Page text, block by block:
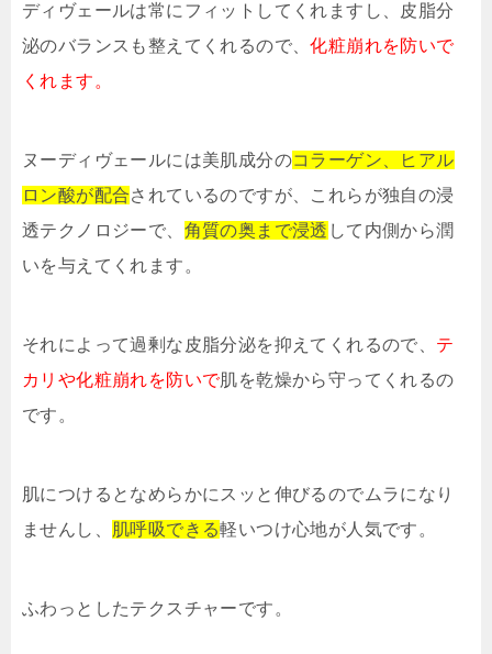
ディヴェールは常にフィットしてくれますし、皮脂分
泌のバランスも整えてくれるので、化粧崩れを防いで
くれます。
ヌーディヴェールには美肌成分のコラーゲン、ヒアル
ロン酸が配合されているのですが、これらが独自の浸
透テクノロジーで、 角質の奥まで浸透 して内側から潤
いを与えてくれます。
それによって過剰な皮脂分泌を抑えてくれるので、 テ
カリや化粧崩れを防いで肌を乾燥から守ってくれるの
です。
肌につけるとなめらかにスッと伸びるのでムラになり
ませんし、
肌呼吸できる軽いつけ心地が人気です。
ふわっとしたテクスチャーです。